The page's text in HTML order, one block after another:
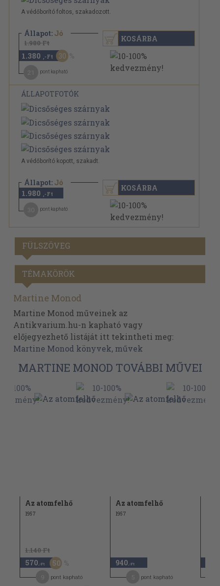
A védőborító foltos, szakadozott.
Állapot: Jó
1.980 Ft
1.380 ,-Ft 30
pont kapható
KOSÁRBA
ÁLLAPOTFOTÓK
A védőborító kopott, szakadt.
Állapot: Jó
1.980 ,-Ft
pont kapható
KOSÁRBA
FÜLSZÖVEG
TÉMAKÖRÖK
Martine Monod
Martine Monod műveinek az
Antikvarium.hu-n kapható vagy
előjegyezhető listáját itt tekintheti meg:
Martine Monod könyvek, művek
MARTINE MONOD TOVÁBBI MŰVEI
Az atomfelhő
1957
1.140 Ft
570 ,-Ft 50
pont kapható
Az atomfelhő
1957
940 ,-Ft
pont kapható